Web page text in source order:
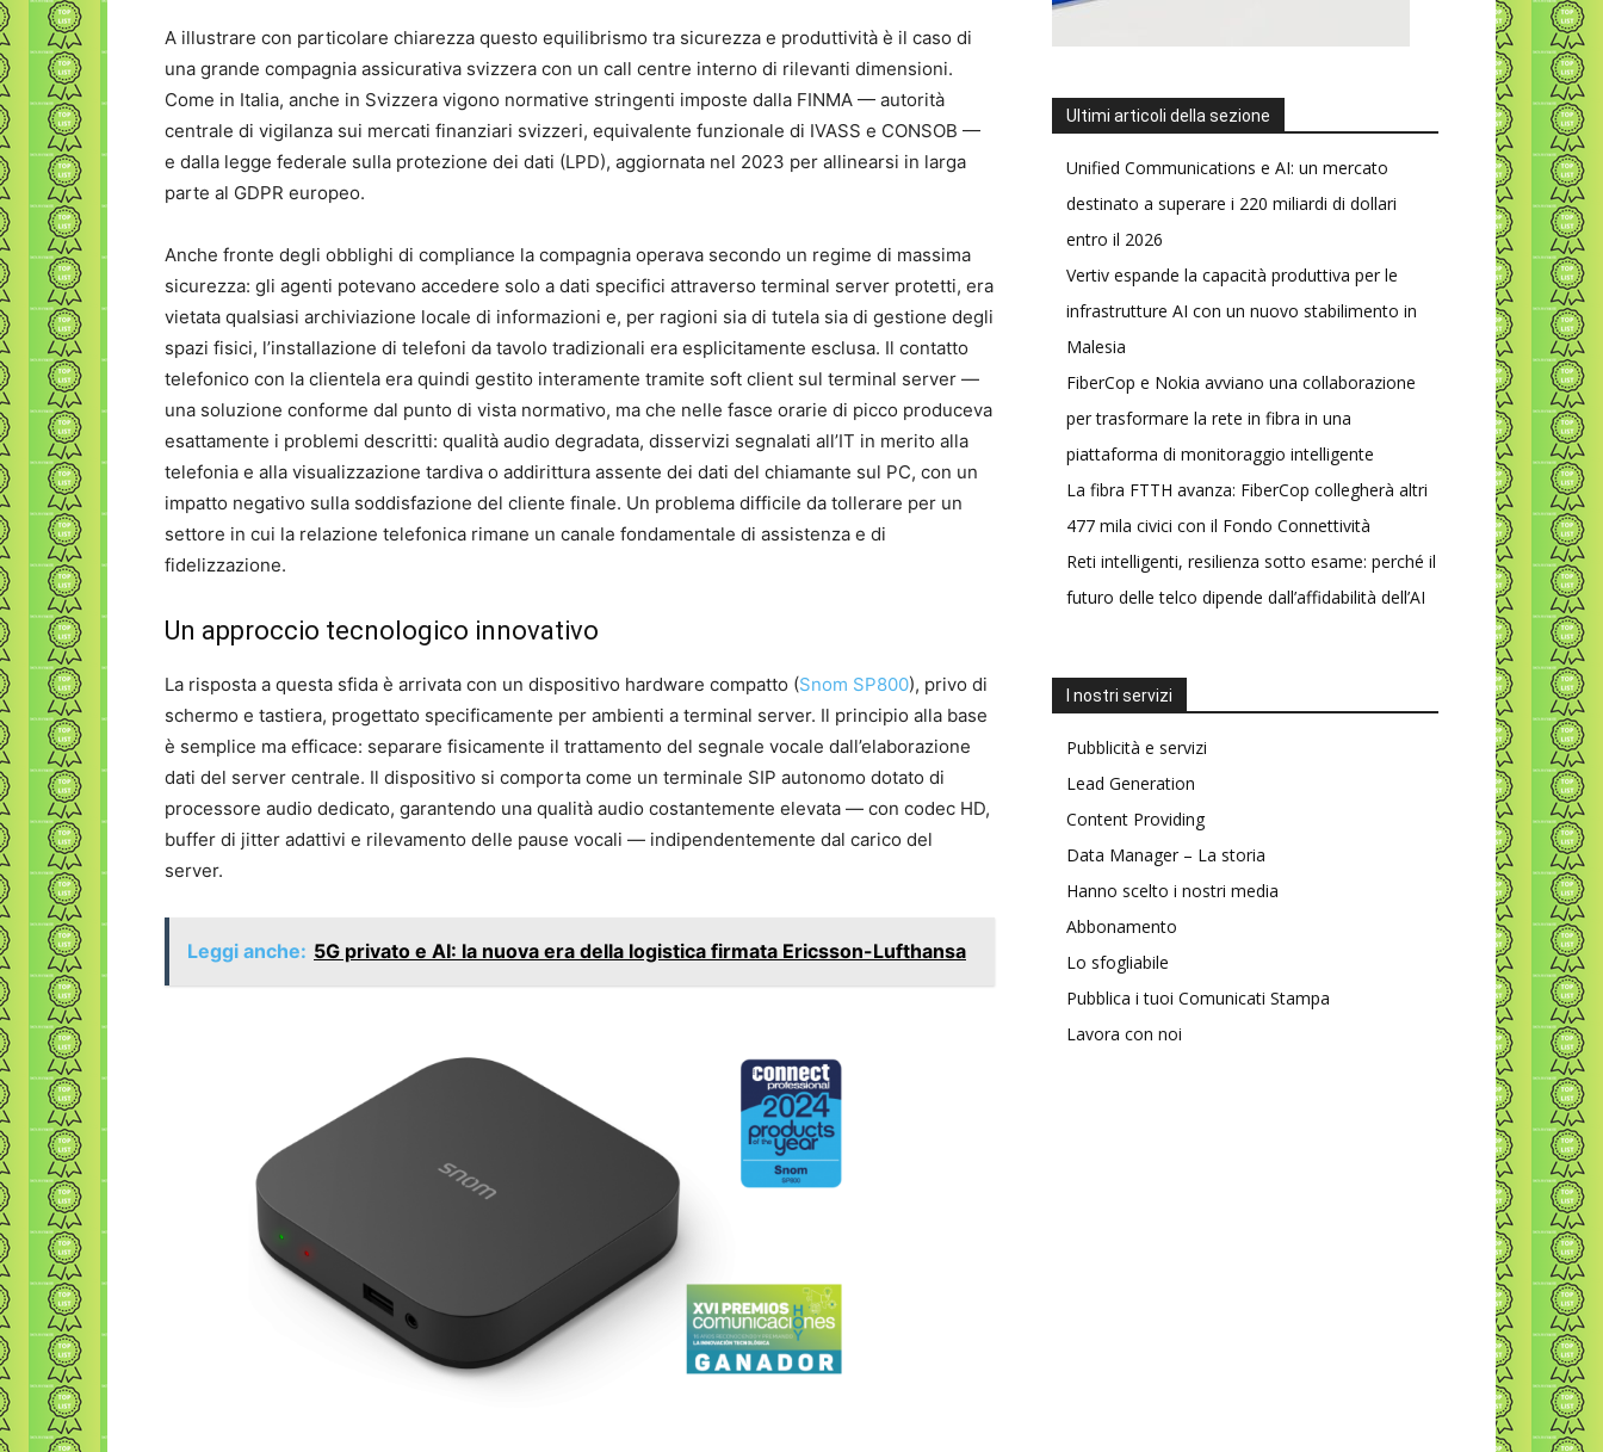
A illustrare con particolare chiarezza questo equilibrismo tra sicurezza e produttività è il caso di
una grande compagnia assicurativa svizzera con un call centre interno di rilevanti dimensioni.
Come in Italia, anche in Svizzera vigono normative stringenti imposte dalla FINMA — autorità
centrale di vigilanza sui mercati finanziari svizzeri, equivalente funzionale di IVASS e CONSOB —
e dalla legge federale sulla protezione dei dati (LPD), aggiornata nel 2023 per allinearsi in larga
parte al GDPR europeo.
Anche fronte degli obblighi di compliance la compagnia operava secondo un regime di massima
sicurezza: gli agenti potevano accedere solo a dati specifici attraverso terminal server protetti, era
vietata qualsiasi archiviazione locale di informazioni e, per ragioni sia di tutela sia di gestione degli
spazi fisici, l’installazione di telefoni da tavolo tradizionali era esplicitamente esclusa. Il contatto
telefonico con la clientela era quindi gestito interamente tramite soft client sul terminal server —
una soluzione conforme dal punto di vista normativo, ma che nelle fasce orarie di picco produceva
esattamente i problemi descritti: qualità audio degradata, disservizi segnalati all’IT in merito alla
telefonia e alla visualizzazione tardiva o addirittura assente dei dati del chiamante sul PC, con un
impatto negativo sulla soddisfazione del cliente finale. Un problema difficile da tollerare per un
settore in cui la relazione telefonica rimane un canale fondamentale di assistenza e di
fidelizzazione.
Un approccio tecnologico innovativo
La risposta a questa sfida è arrivata con un dispositivo hardware compatto (Snom SP800), privo di
schermo e tastiera, progettato specificamente per ambienti a terminal server. Il principio alla base
è semplice ma efficace: separare fisicamente il trattamento del segnale vocale dall’elaborazione
dati del server centrale. Il dispositivo si comporta come un terminale SIP autonomo dotato di
processore audio dedicato, garantendo una qualità audio costantemente elevata — con codec HD,
buffer di jitter adattivi e rilevamento delle pause vocali — indipendentemente dal carico del
server.
Leggi anche: 5G privato e AI: la nuova era della logistica firmata Ericsson-Lufthansa
Ultimi articoli della sezione
Unified Communications e AI: un mercato
destinato a superare i 220 miliardi di dollari
entro il 2026
Vertiv espande la capacità produttiva per le
infrastrutture AI con un nuovo stabilimento in
Malesia
FiberCop e Nokia avviano una collaborazione
per trasformare la rete in fibra in una
piattaforma di monitoraggio intelligente
La fibra FTTH avanza: FiberCop collegherà altri
477 mila civici con il Fondo Connettività
Reti intelligenti, resilienza sotto esame: perché il
futuro delle telco dipende dall’affidabilità dell’AI
I nostri servizi
Pubblicità e servizi
Lead Generation
Content Providing
Data Manager – La storia
Hanno scelto i nostri media
Abbonamento
Lo sfogliabile
Pubblica i tuoi Comunicati Stampa
Lavora con noi